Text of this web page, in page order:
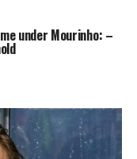
under Mourinho: –